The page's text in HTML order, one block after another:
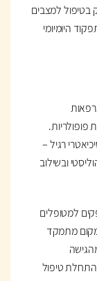
בטיפול למצבים
היומיומי
פופולריות.
רגיל –
ובשילוב
למטופלים
מתמקד
טיפול